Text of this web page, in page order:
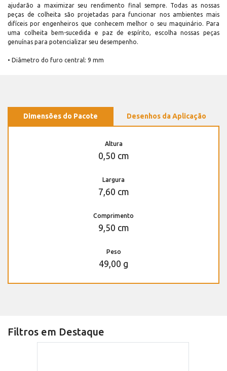
ajudarão a maximizar seu rendimento final sempre. Todas as nossas
peças de colheita são projetadas para funcionar nos ambientes mais
difíceis por engenheiros que conhecem melhor o seu maquinário. Para
uma colheita bem-sucedida e paz de espírito, escolha nossas peças
genuínas para potencializar seu desempenho.
• Diâmetro do furo central: 9 mm
Dimensões do Pacote Desenhos da Aplicação
Altura
0,50 cm
Largura
7,60 cm
Comprimento
9,50 cm
Peso
49,00 g
Filtros em Destaque